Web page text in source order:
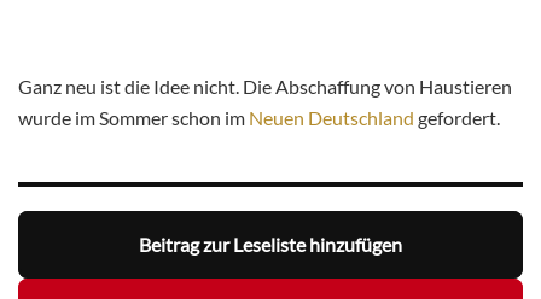
Ganz neu ist die Idee nicht. Die Abschaffung von Haustieren
wurde im Sommer schon im Neuen Deutschland gefordert.
Beitrag zur Leseliste hinzufügen